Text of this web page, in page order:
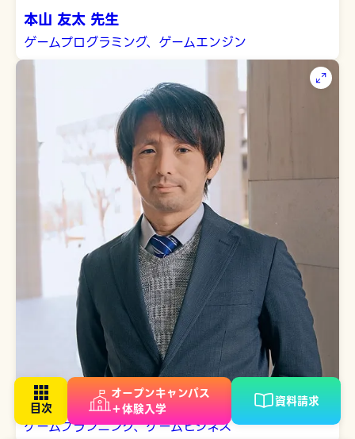
本山 友太 先生
ゲームプログラミング、ゲームエンジン
関戸 弘和 先生
ゲームプランニング、ゲームビジネス
オープンキャンパス
＋体験入学
資料請求